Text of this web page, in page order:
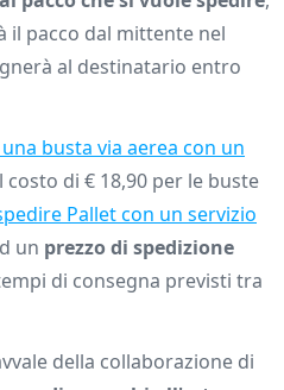
il pacco dal mittente nel
al destinatario entro
busta via aerea con un
costo di € 18,90 per le buste
Pallet con un servizio
un prezzo di spedizione
di consegna previsti tra
della collaborazione di